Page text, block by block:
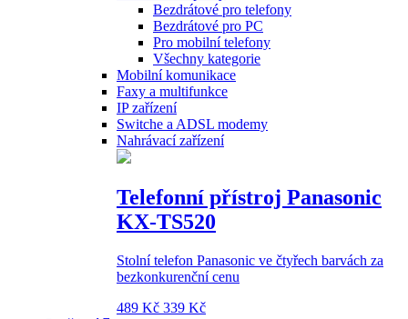
Bezdrátové pro telefony
Bezdrátové pro PC
Pro mobilní telefony
Všechny kategorie
Mobilní komunikace
Faxy a multifunkce
IP zařízení
Switche a ADSL modemy
Nahrávací zařízení
Telefonní přístroj Panasonic
KX-TS520
Stolní telefon Panasonic ve čtyřech barvách za
bezkonkurenční cenu
489 Kč 339 Kč